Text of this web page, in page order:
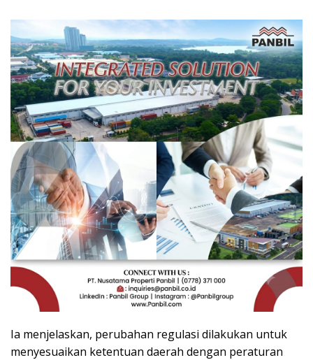
Ia menjelaskan, perubahan regulasi dilakukan untuk
menyesuaikan ketentuan daerah dengan peraturan